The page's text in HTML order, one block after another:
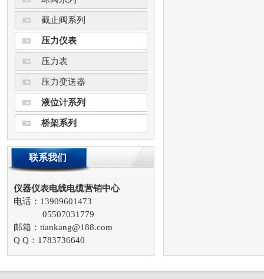
截止阀系列
压力仪表
压力表
压力变送器
液位计系列
桥架系列
联系我们
仪器仪表电线电缆营销中心
电话：13909601473
05507031779
邮箱：tiankang@188.com
Q Q：1783736640